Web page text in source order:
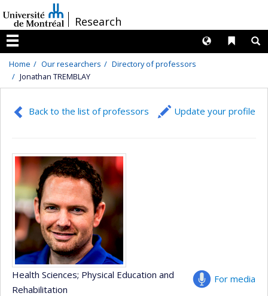
au
contenu
/Research
Menu
Liens
Langues
Home Our researchers
Directory of professors
Jonathan TREMBLAY
Back to the list of professors Update your profile
For media
Health Sciences; Physical Education and
Rehabilitation